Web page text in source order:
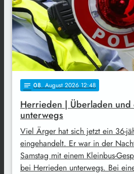
notes 08. August 2026 12:48
Herrieden | Überladen und
unterwegs
Viel Ärger hat sich jetzt ein 36-
eingehandelt. Er war in der
Samstag mit einem Kleinbus-
bei Herrieden unterwegs. Bei